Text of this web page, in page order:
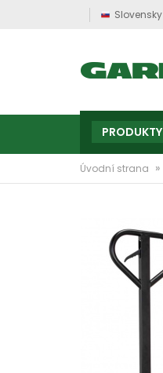
Slovensky
PRODUKTY
Úvodní strana »